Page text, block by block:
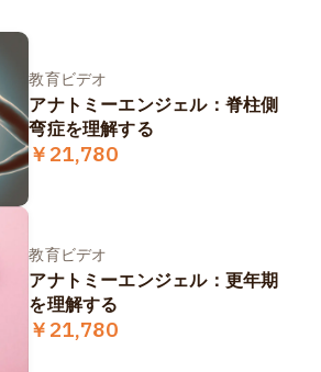
教育ビデオ
アナトミーエンジェル：脊柱側
弯症を理解する
￥21,780
教育ビデオ
アナトミーエンジェル：更年期
を理解する
￥21,780